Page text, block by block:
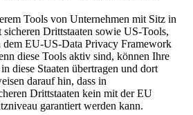
Tools von Unternehmen mit Sitz in
Drittstaaten sowie US-Tools,
dem EU-US-Data Privacy Framework
diese Tools aktiv sind, können Ihre
diese Staaten übertragen und dort
darauf hin, dass in
Drittstaaten kein mit der EU
garantiert werden kann.